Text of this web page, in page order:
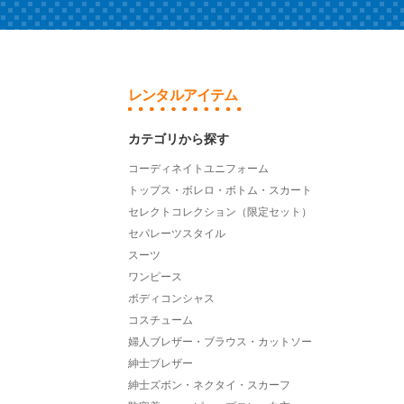
レンタルアイテム
カテゴリから探す
コーディネイトユニフォーム
トップス・ボレロ・ボトム・スカート
セレクトコレクション（限定セット）
セパレーツスタイル
スーツ
ワンピース
ボディコンシャス
コスチューム
婦人ブレザー・ブラウス・カットソー
紳士ブレザー
紳士ズボン・ネクタイ・スカーフ